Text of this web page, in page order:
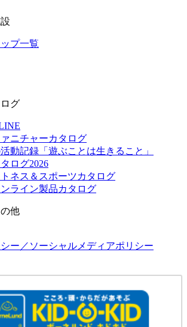
プ一覧
グ
ニチャーカタログ
動記録「遊ぶことは生きること」
ログ2026
ネス＆スポーツカタログ
ライン製品カタログ
他
ー／ソーシャルメディアポリシー